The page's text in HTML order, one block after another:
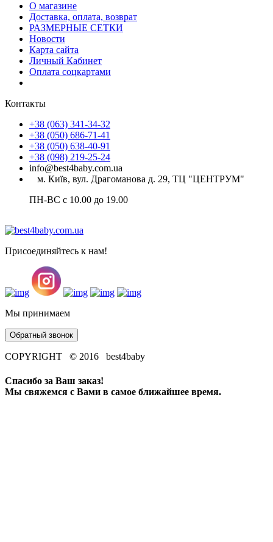
О магазине
Доставка, оплата, возврат
РАЗМЕРНЫЕ СЕТКИ
Новости
Карта сайта
Личный Кабинет
Оплата соцкартами
Контакты
+38 (063) 341-34-32
+38 (050) 686-71-41
+38 (050) 638-40-91
+38 (098) 219-25-24
info@best4baby.com.ua
м. Київ, вул. Драгоманова д. 29, ТЦ "ЦЕНТРУМ"
ПН-ВС с 10.00 до 19.00
Присоединяйтесь к нам!
Мы принимаем
Обратный звонок
COPYRIGHT © 2016 best4baby
Спасибо за Ваш заказ!
Мы свяжемся с Вами в самое ближайшее время.